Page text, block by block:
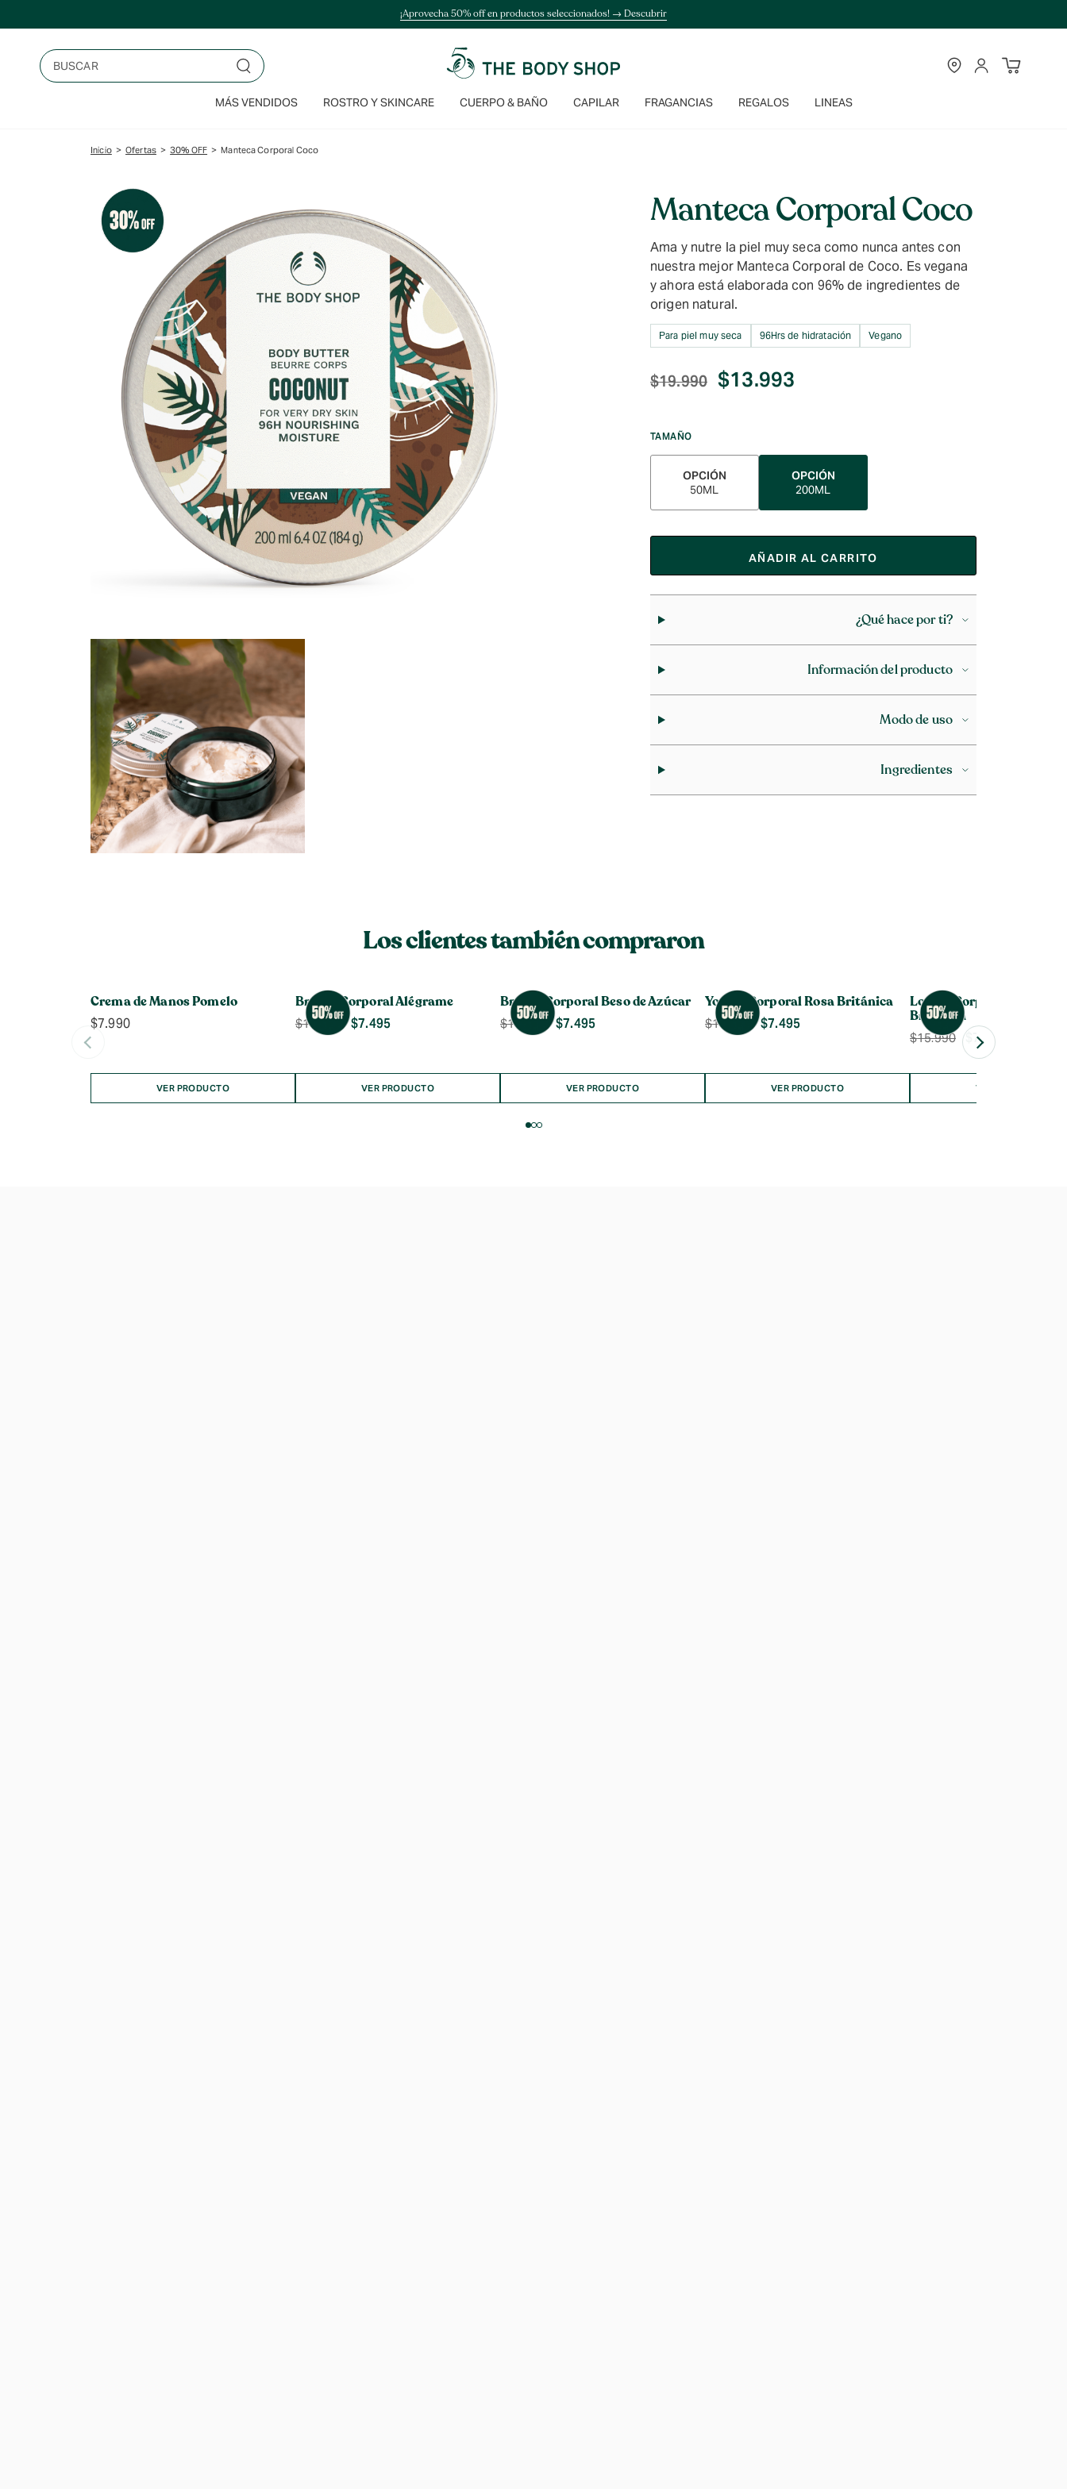
¡Aprovecha 50% off en productos seleccionados! → Descubrir
Buscar TIENDASCUENTA
MÁS VENDIDOS ROSTRO Y SKINCARE CUERPO & BAÑO CAPILAR FRAGANCIAS REGALOS LINEAS
Inicio > Ofertas > 30% OFF > Manteca Corporal Coco
Manteca Corporal Coco
Ama y nutre la piel muy seca como nunca antes con
nuestra mejor Manteca Corporal de Coco. Es vegana
y ahora está elaborada con 96% de ingredientes de
origen natural.
Para piel muy seca 96Hrs de hidratación Vegano
$19.990 $13.993
TAMAÑO
OPCIÓN
50ML
OPCIÓN
200ML
AÑADIR AL CARRITO
¿Qué hace por ti?
Información del producto
Modo de uso
Ingredientes
Los clientes también compraron
Crema de Manos Pomelo
$7.990
VER PRODUCTO
Bruma Corporal Alégrame
$14.990 $7.495
VER PRODUCTO
Bruma Corporal Beso de Azúcar
$14.990 $7.495
VER PRODUCTO
Yogurt Corporal Rosa Británica
$14.990 $7.495
VER PRODUCTO
Loción Corporal de Rosa
Británica
$15.990 $ 7.995
VER PRODUCTO